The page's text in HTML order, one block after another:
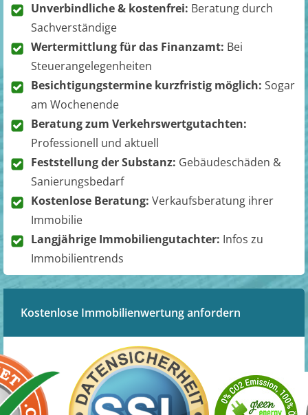
Unverbindliche & kostenfrei: Beratung durch
Sachverständige
Wertermittlung für das Finanzamt: Bei
Steuerangelegenheiten
Besichtigungstermine kurzfristig möglich: Sogar
am Wochenende
Beratung zum Verkehrswertgutachten:
Professionell und aktuell
Feststellung der Substanz: Gebäudeschäden &
Sanierungsbedarf
Kostenlose Beratung: Verkaufsberatung ihrer
Immobilie
Langjährige Immobiliengutachter: Infos zu
Immobilientrends
Kostenlose Immobilienwertung anfordern